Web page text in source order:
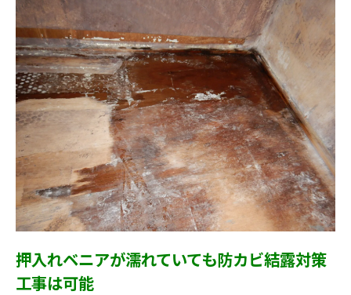
押入れベニアが濡れていても防カビ結露対策
工事は可能